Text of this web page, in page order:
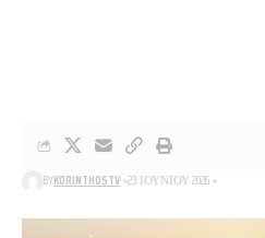
BYKORINTHOSTV 23 ΙΟΥΝΊΟΥ 2026